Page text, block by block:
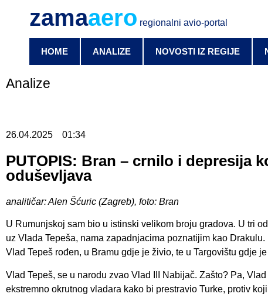
zamaaero regionalni avio-portal
HOME ANALIZE NOVOSTI IZ REGIJE
Analize
26.04.2025 01:34
PUTOPIS: Bran – crnilo i depresija
oduševljava
analitičar: Alen Šćuric (Zagreb), foto: Bran
U Rumunjskoj sam bio u istinski velikom broju gradova. U tri
uz Vlada Tepeša, nama zapadnjacima poznatijim kao
Vlad Tepeš rođen, u Bramu gdje je živio, te u Targovištu gdje
Vlad Tepeš, se u narodu zvao Vlad III Nabijač. Zašto? Pa,
ekstremno okrutnog vladara kako bi prestravio Turke, protiv